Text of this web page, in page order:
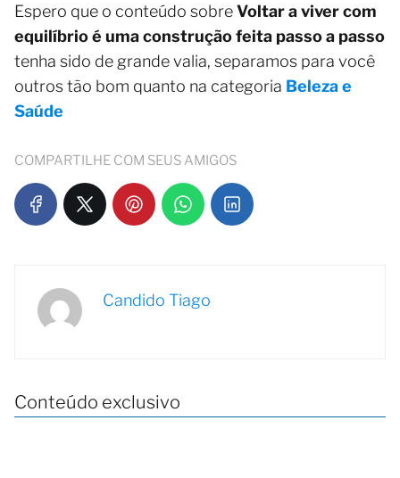
Espero que o conteúdo sobreVoltar a viver com
equilíbrio é uma construção feita passo a passo
tenha sido de grande valia, separamos para você
outros tão bom quanto na categoria Beleza e
Saúde
COMPARTILHE COM SEUS AMIGOS
Candido Tiago
Conteúdo exclusivo